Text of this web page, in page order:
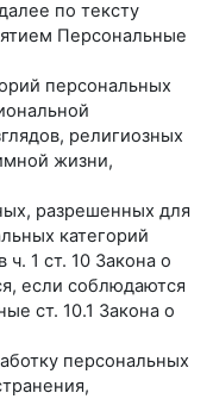
по тексту
Персональные
персональных
религиозных
жизни,
разрешенных для
категорий
1 ст. 10 Закона о
если соблюдаются
ст. 10.1 Закона о
персональных